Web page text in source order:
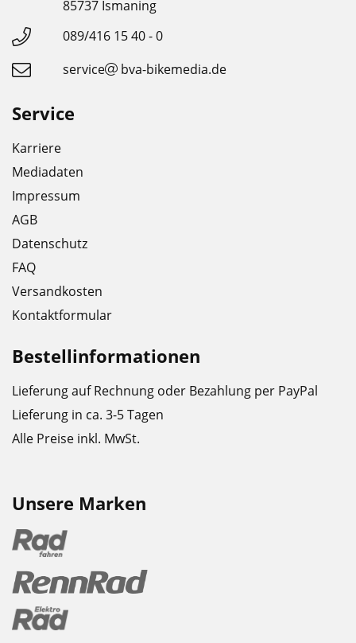
85737 Ismaning
089/416 15 40 - 0
service
bva-bikemedia.de
Service
Karriere
Mediadaten
Impressum
AGB
Datenschutz
FAQ
Versandkosten
Kontaktformular
Bestellinformationen
Lieferung auf Rechnung oder Bezahlung per PayPal
Lieferung in ca. 3-5 Tagen
Alle Preise inkl. MwSt.
Unsere Marken